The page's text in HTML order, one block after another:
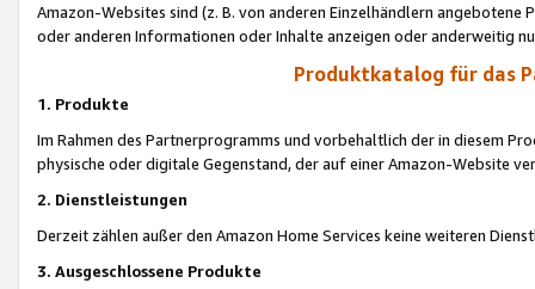
Amazon-Websites sind (z. B. von anderen Einzelhändlern
oder anderen Informationen oder Inhalte anzeigen oder anderweitig
Produktkatalog für das
1. Produkte
Im Rahmen des Partnerprogramms und vorbehaltlich der in diesem
physische oder digitale Gegenstand, der auf einer Amazon-Website
2. Dienstleistungen
Derzeit zählen außer den Amazon Home Services keine weiteren
3. Ausgeschlossene Produkte